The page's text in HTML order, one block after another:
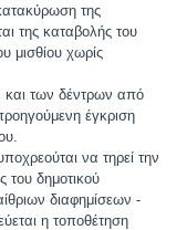
της
της καταβολής του
μισθίου χωρίς
των δέντρων από
έγκριση
να τηρεί την
του δημοτικού
διαφημίσεων -
η τοποθέτηση